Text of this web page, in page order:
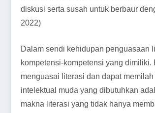
diskusi serta susah untuk berbaur
2022)
Dalam sendi kehidupan penguasaan
kompetensi-kompetensi yang
menguasai literasi dan dapat
intelektual muda yang dibutuhkan
makna literasi yang tidak hanya